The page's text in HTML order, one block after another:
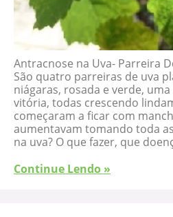
Antracnose na Uva- Parreira
São quatro parreiras de uva
niágaras, rosada e verde,
vitória, todas crescendo
começaram a ficar com
aumentavam tomando toda
na uva? O que fazer, que
Continue Lendo »